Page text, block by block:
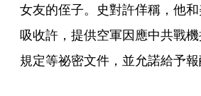
女友的侄子。史對許佯稱，他
吸收許，提供空軍因應中共戰
規定等祕密文件，並允諾給予報